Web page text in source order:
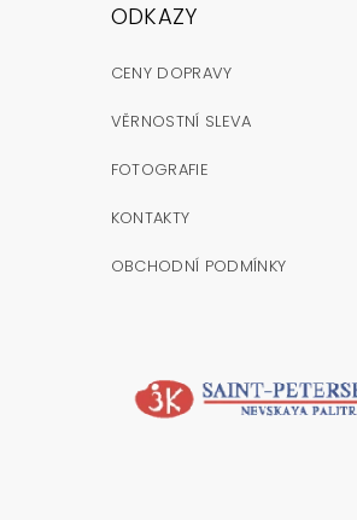
ODKAZY
CENY DOPRAVY
VĚRNOSTNÍ SLEVA
FOTOGRAFIE
KONTAKTY
OBCHODNÍ PODMÍNKY